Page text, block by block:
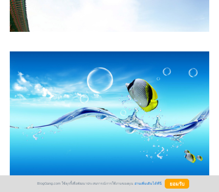
BlogGang.com ใช้คุกกี้เพื่อพัฒนาประสบการณ์การใช้งานของคุณ อ่านเพิ่มเติมได้ที่นี่